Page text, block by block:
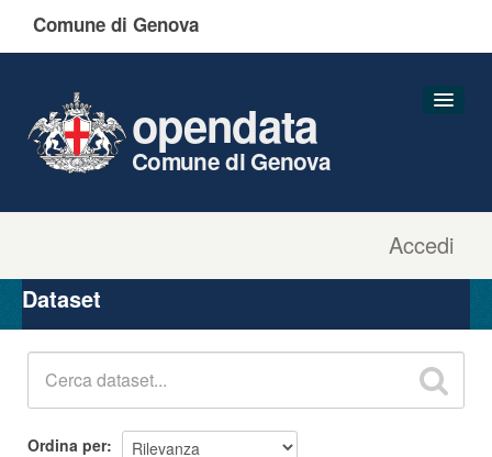
Comune di Genova
Accedi
opendata
Comune di Genova
Organizzazioni
Gruppi
Dataset
Ordina per